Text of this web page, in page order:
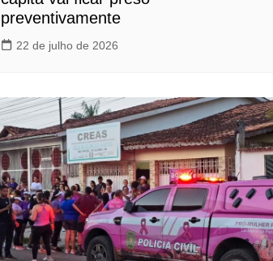
preventivamente
22 de julho de 2026